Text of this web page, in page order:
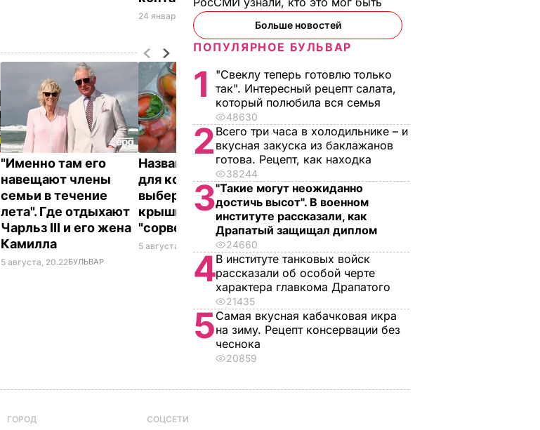
24 января, 23.12МИР
"Именно там его
навещают члены
семьи в течение
лета". Где отдыхают
Чарльз III и его жена
Камилла
5 августа, 20.22БУЛЬВАР
Названа лучшая соль
для консервации,
выберите ее – и
крышки на банках не
"сорвет"
5 августа, 19.34 БУЛЬВАР
Мария Бурмака: Нам
говорят, что будет
тяжелая зима, и я не
знаю, что делать,
потому что мне
5 августа, 17.46БУЛЬВАР
Больше новостей
ПОПУЛЯРНОЕ БУЛЬВАР
1
"Свеклу теперь готовлю только
так". Интересный рецепт салата,
который полюбила вся семья
48630
2 Всего три часа в холодильнике – и
вкусная закуска из баклажанов
готова. Рецепт, как находка
38244
3"Такие могут неожиданно
достичь высот". В военном
институте рассказали, как
Драпатый защищал диплом
24660
4В институте танковых войск
рассказали об особой черте
характера главкома Драпатого
21435
5Самая вкусная кабачковая икра
на зиму. Рецепт консервации без
чеснока
20859
ГОРОД СОЦСЕТИ